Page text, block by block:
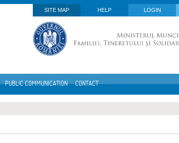
SITE MAP
HELP LOGIN
PUBLIC COMMUNICATION CONTACT